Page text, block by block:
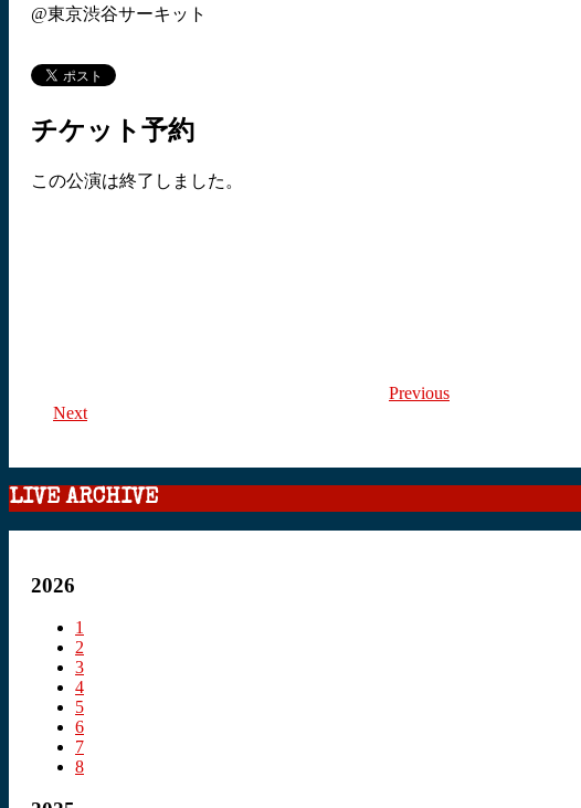
@東京渋谷サーキット
チケット予約
この公演は終了しました。
Previous
Next
LIVE ARCHIVE
2026
1
2
3
4
5
6
7
8